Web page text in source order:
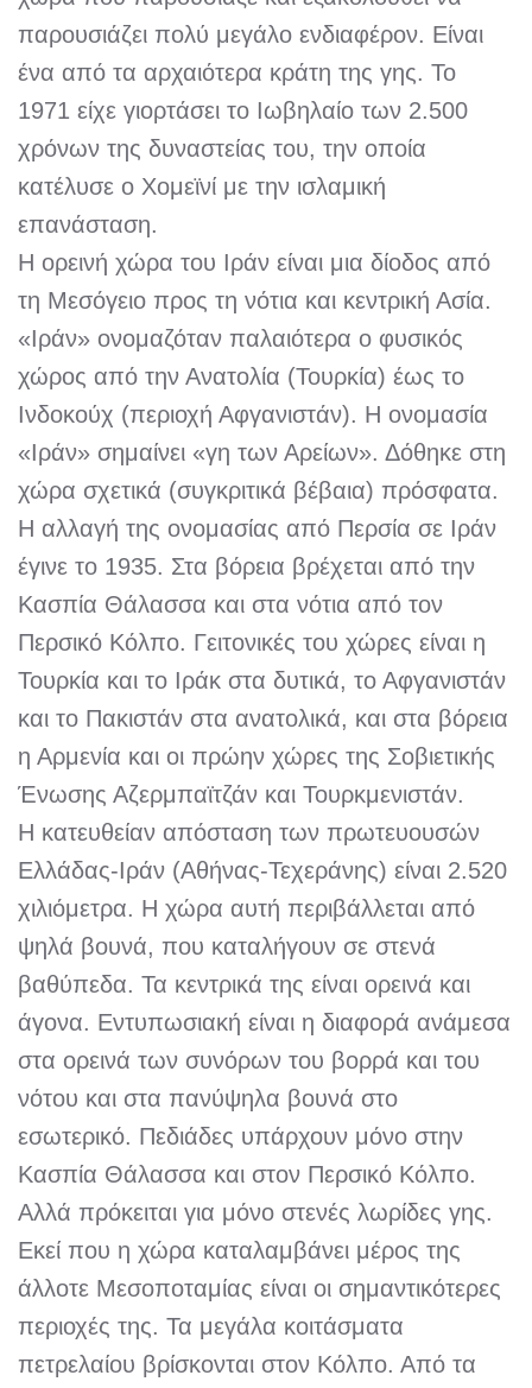
παρουσιάζει πολύ μεγάλο ενδιαφέρον. Είναι
ένα από τα αρχαιότερα κράτη της γης. Το
1971 είχε γιορτάσει το Ιωβηλαίο των 2.500
χρόνων της δυναστείας του, την οποία
κατέλυσε ο Χομεϊνί με την ισλαμική
επανάσταση.
Η ορεινή χώρα του Ιράν είναι μια δίοδος από
τη Μεσόγειο προς τη νότια και κεντρική Ασία.
«Ιράν» ονομαζόταν παλαιότερα ο φυσικός
χώρος από την Ανατολία (Τουρκία) έως το
Ινδοκούχ (περιοχή Αφγανιστάν). Η ονομασία
«Ιράν» σημαίνει «γη των Αρείων». Δόθηκε στη
χώρα σχετικά (συγκριτικά βέβαια) πρόσφατα.
Η αλλαγή της ονομασίας από Περσία σε Ιράν
έγινε το 1935. Στα βόρεια βρέχεται από την
Κασπία Θάλασσα και στα νότια από τον
Περσικό Κόλπο. Γειτονικές του χώρες είναι η
Τουρκία και το Ιράκ στα δυτικά, το Αφγανιστάν
και το Πακιστάν στα ανατολικά, και στα βόρεια
η Αρμενία και οι πρώην χώρες της Σοβιετικής
Ένωσης Αζερμπαϊτζάν και Τουρκμενιστάν.
Η κατευθείαν απόσταση των πρωτευουσών
Ελλάδας-Ιράν (Αθήνας-Τεχεράνης) είναι 2.520
χιλιόμετρα. Η χώρα αυτή περιβάλλεται από
ψηλά βουνά, που καταλήγουν σε στενά
βαθύπεδα. Τα κεντρικά της είναι ορεινά και
άγονα. Εντυπωσιακή είναι η διαφορά ανάμεσα
στα ορεινά των συνόρων του βορρά και του
νότου και στα πανύψηλα βουνά στο
εσωτερικό. Πεδιάδες υπάρχουν μόνο στην
Κασπία Θάλασσα και στον Περσικό Κόλπο.
Αλλά πρόκειται για μόνο στενές λωρίδες γης.
Εκεί που η χώρα καταλαμβάνει μέρος της
άλλοτε Μεσοποταμίας είναι οι σημαντικότερες
περιοχές της. Τα μεγάλα κοιτάσματα
πετρελαίου βρίσκονται στον Κόλπο. Από τα